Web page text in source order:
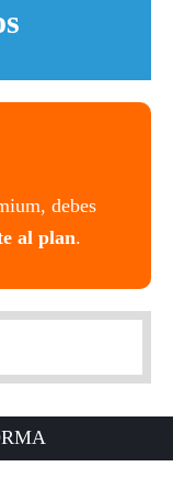
debes
al plan.